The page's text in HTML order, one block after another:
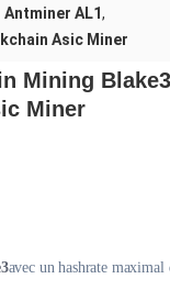
AL1,
Asic Miner
Mining
Miner
avec un hashrate maximal